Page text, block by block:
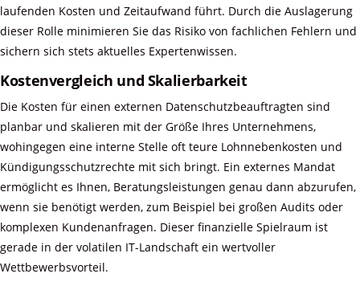
laufenden Kosten und Zeitaufwand führt. Durch die Auslagerung
dieser Rolle minimieren Sie das Risiko von fachlichen Fehlern und
sichern sich stets aktuelles Expertenwissen.
Kostenvergleich und Skalierbarkeit
Die Kosten für einen externen Datenschutzbeauftragten sind
planbar und skalieren mit der Größe Ihres Unternehmens,
wohingegen eine interne Stelle oft teure Lohnnebenkosten und
Kündigungsschutzrechte mit sich bringt. Ein externes Mandat
ermöglicht es Ihnen, Beratungsleistungen genau dann abzurufen,
wenn sie benötigt werden, zum Beispiel bei großen Audits oder
komplexen Kundenanfragen. Dieser finanzielle Spielraum ist
gerade in der volatilen IT-Landschaft ein wertvoller
Wettbewerbsvorteil.